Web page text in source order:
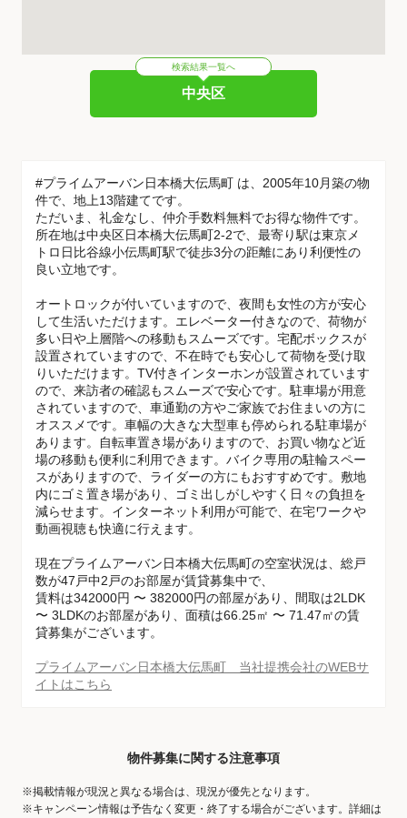
検索結果一覧へ
中央区
#プライムアーバン日本橋大伝馬町 は、2005年10月築の物
件で、地上13階建てです。
ただいま、礼金なし、仲介手数料無料でお得な物件です。
所在地は中央区日本橋大伝馬町2-2で、最寄り駅は東京メ
トロ日比谷線小伝馬町駅で徒歩3分の距離にあり利便性の
良い立地です。
オートロックが付いていますので、夜間も女性の方が安心
して生活いただけます。エレベーター付きなので、荷物が
多い日や上層階への移動もスムーズです。宅配ボックスが
設置されていますので、不在時でも安心して荷物を受け取
りいただけます。TV付きインターホンが設置されています
ので、来訪者の確認もスムーズで安心です。駐車場が用意
されていますので、車通勤の方やご家族でお住まいの方に
オススメです。車幅の大きな大型車も停められる駐車場が
あります。自転車置き場がありますので、お買い物など近
場の移動も便利に利用できます。バイク専用の駐輪スペー
スがありますので、ライダーの方にもおすすめです。敷地
内にゴミ置き場があり、ゴミ出しがしやすく日々の負担を
減らせます。インターネット利用が可能で、在宅ワークや
動画視聴も快適に行えます。
現在プライムアーバン日本橋大伝馬町の空室状況は、総戸
数が47戸中2戸のお部屋が賃貸募集中で、
賃料は342000円 〜 382000円の部屋があり、間取は2LDK
〜 3LDKのお部屋があり、面積は66.25㎡ 〜 71.47㎡の賃
貸募集がございます。
プライムアーバン日本橋大伝馬町 当社提携会社のWEBサ
イトはこちら
物件募集に関する注意事項
※掲載情報が現況と異なる場合は、現況が優先となります。
※キャンペーン情報は予告なく変更・終了する場合がございます。詳細は